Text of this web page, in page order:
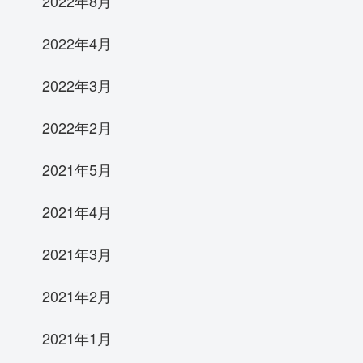
2022年4月
2022年3月
2022年2月
2021年5月
2021年4月
2021年3月
2021年2月
2021年1月